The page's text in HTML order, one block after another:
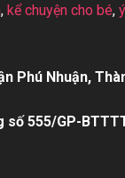
, kể chuyện cho bé,
Phú Nhuận,
555/GP-